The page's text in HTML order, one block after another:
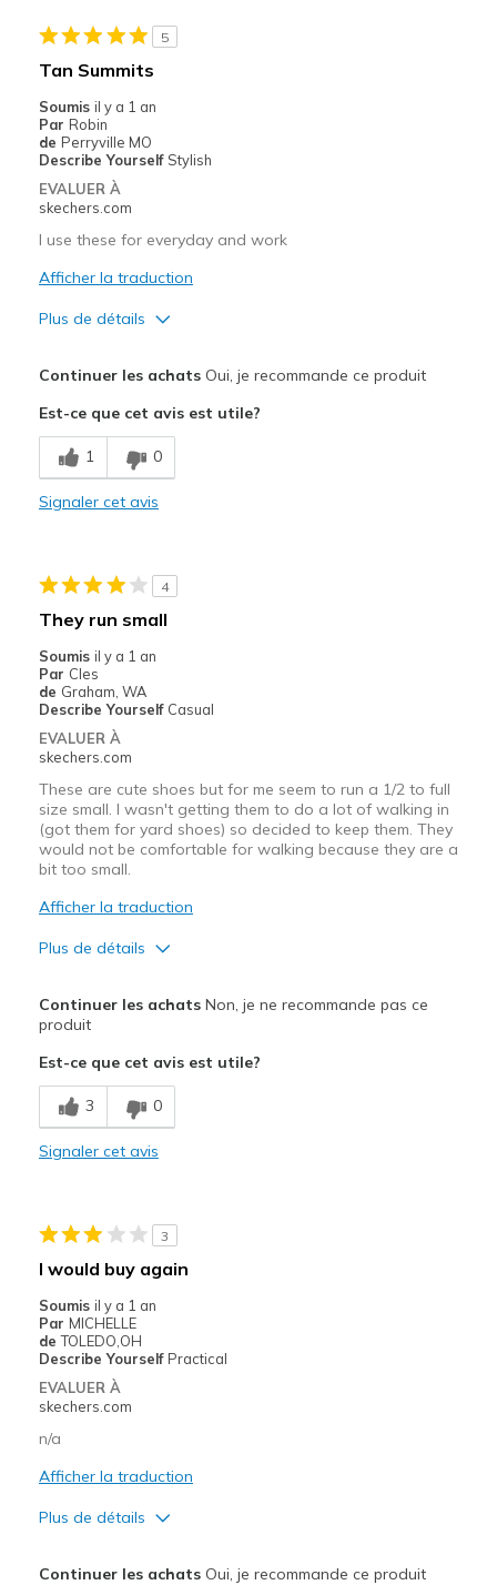
Travel
Sizing
View On Shoes
5
Tan Summits
Soumis il y a 1 an
Par Robin
de Perryville MO
Describe Yourself Stylish
EVALUER À
skechers.com
I use these for everyday and work
Afficher la traduction
Plus de détails
Breathe Well
Comfortable
Les meilleures utilisations
Sizing
View On Shoes
I'm Into Shoes
Continuer les achatsOui, je recommande ce produit
Est-ce que cet avis est utile?
1 0
Signaler cet avis
4
They run small
Soumis il y a 1 an
Par Cles
de Graham, WA
Describe Yourself Casual
EVALUER À
skechers.com
These are cute shoes but for me seem to run a 1/2 to full
size small. I wasn't getting them to do a lot of walking in
(got them for yard shoes) so decided to keep them. They
would not be comfortable for walking because they are a
bit too small.
Afficher la traduction
Plus de détails
Attractive Design
Les meilleures utilisations
Casual Wear
Width
Continuer les achatsNon, je ne recommande pas ce
produit
Est-ce que cet avis est utile?
3 0
Signaler cet avis
3
I would buy again
Soumis il y a 1 an
Par MICHELLE
de TOLEDO,OH
Describe Yourself Practical
EVALUER À
skechers.com
n/a
Afficher la traduction
Plus de détails
Continuer les achatsOui, je recommande ce produit